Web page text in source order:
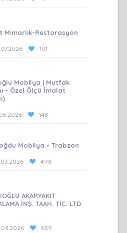
Mimarlık-Restorasyon
101
Mobilya | Mutfak
- Özel Ölçü İmalat
148
Mobilya - Trabzon
498
AKARYAKIT
İNŞ. TAAH. TİC. LTD.
659